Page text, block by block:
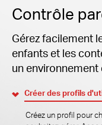
Contrôle
Gérez facilement
enfants et les
un environnement
Créer des profils
Créez un profil pour